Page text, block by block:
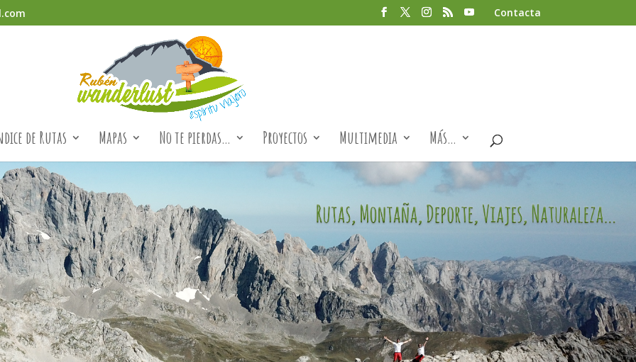
Contacta
de Rutas Mapas No te pierdas… Proyectos Multimedia Más…